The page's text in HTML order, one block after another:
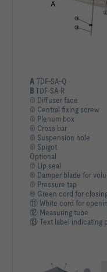
A TDF-SA-Q
B TDF-SA-R
① Diffuser face
② Central fixing screw
③ Plenum box
④ Cross bar
⑤ Suspension hole
⑥ Spigot
Optional
⑦ Lip seal
⑧ Damper blade for
⑨ Pressure tap
⑩ Green cord for
⑪ White cord for
⑫ Measuring tube
⑬ Text label indicating